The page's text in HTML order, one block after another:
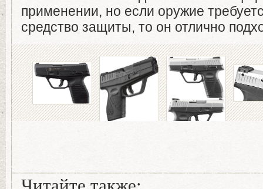
применении, но если оружие
средство защиты, то он отлично